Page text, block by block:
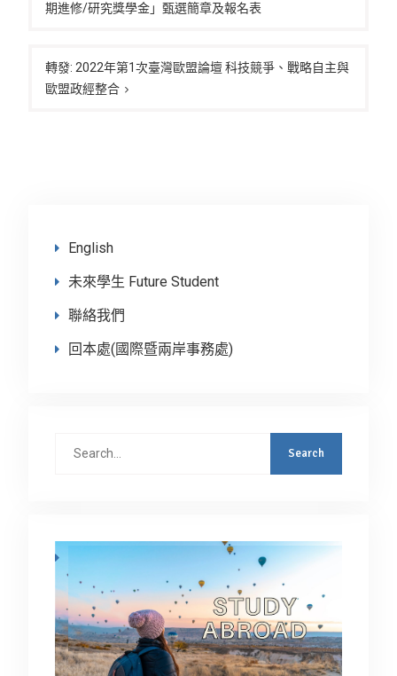
導期進修/研究獎學金」甄選簡章及報名表
轉發: 2022年第1次臺灣歐盟論壇 科技競爭、戰略自主與
歐盟政經整合
English
未來學生 Future Student
聯絡我們
回本處(國際暨兩岸事務處)